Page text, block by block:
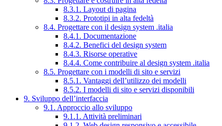
8.3.1. Layout di pagina
8.3.2. Prototipi in alta fedeltà
8.4. Progettare con il design system .italia
8.4.1. Documentazione
8.4.2. Benefici del design system
8.4.3. Risorse operative
8.4.4. Come contribuire al design system .italia
8.5. Progettare con i modelli di sito e servizi
8.5.1. Vantaggi dell’utilizzo dei modelli
8.5.2. I modelli di sito e servizi disponibili
9. Sviluppo dell’interfaccia
9.1. Approccio allo sviluppo
9.1.1. Attività preliminari